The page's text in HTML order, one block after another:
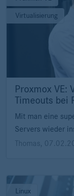
Virtualisierung
Proxmox VE:
Timeouts bei
Mit man eine
Servers wieder
Thomas
Linux